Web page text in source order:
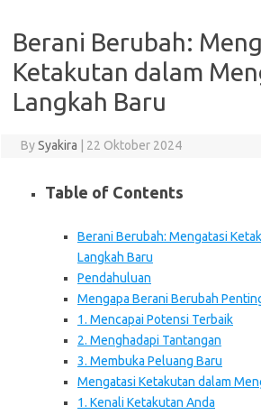
Berani Berubah:
Ketakutan dalam
Langkah Baru
BySyakira 22 Oktober 2024
Table of Contents
Berani Berubah: Mengatasi
Langkah Baru
Pendahuluan
Mengapa Berani Berubah
1. Mencapai Potensi Terbaik
2. Menghadapi Tantangan
3. Membuka Peluang Baru
Mengatasi Ketakutan dalam
1. Kenali Ketakutan Anda